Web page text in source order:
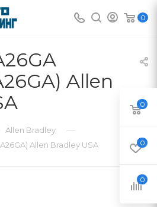
0
Allen
Allen Bradley —
Allen Bradley USA
0
0
0